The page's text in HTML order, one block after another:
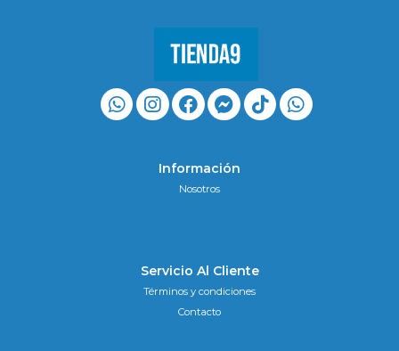
Información
Nosotros
Servicio Al Cliente
Términos y condiciones
Contacto